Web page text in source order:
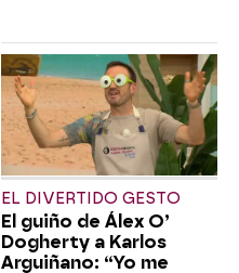
EL DIVERTIDO GESTO
El guiño de Álex O’
Dogherty a Karlos
Arguiñano: “Yo me